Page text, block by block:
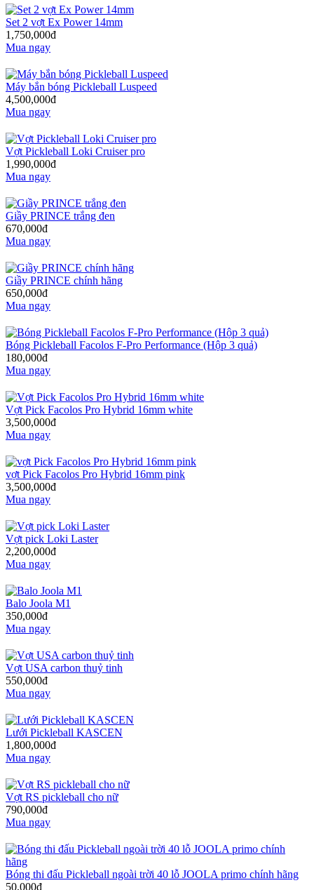
Set 2 vợt Ex Power 14mm
1,750,000đ
Mua ngay
Máy bắn bóng Pickleball Luspeed
4,500,000đ
Mua ngay
Vợt Pickleball Loki Cruiser pro
1,990,000đ
Mua ngay
Giầy PRINCE trắng đen
670,000đ
Mua ngay
Giầy PRINCE chính hãng
650,000đ
Mua ngay
Bóng Pickleball Facolos F-Pro Performance (Hộp 3 quả)
180,000đ
Mua ngay
Vợt Pick Facolos Pro Hybrid 16mm white
3,500,000đ
Mua ngay
vợt Pick Facolos Pro Hybrid 16mm pink
3,500,000đ
Mua ngay
Vợt pick Loki Laster
2,200,000đ
Mua ngay
Balo Joola M1
350,000đ
Mua ngay
Vợt USA carbon thuỷ tinh
550,000đ
Mua ngay
Lưới Pickleball KASCEN
1,800,000đ
Mua ngay
Vợt RS pickleball cho nữ
790,000đ
Mua ngay
Bóng thi đấu Pickleball ngoài trời 40 lỗ JOOLA primo chính hãng
50,000đ